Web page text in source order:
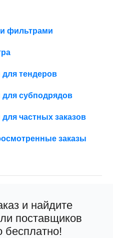
фильтрами
тендеров
субподрядов
частных заказов
заказы
и найдите
поставщиков
бесплатно!